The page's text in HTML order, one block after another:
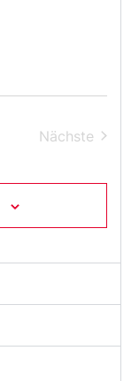
Nächste